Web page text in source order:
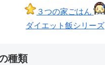
３つの家ごはん
ダイエット飯シリーズ
種類